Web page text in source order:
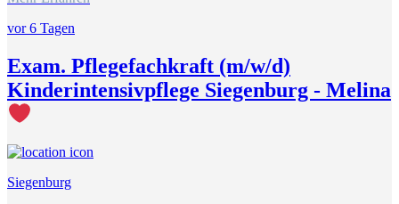
vor 6 Tagen
Exam. Pflegefachkraft (m/w/d)
Kinderintensivpflege Siegenburg - Melina
Siegenburg